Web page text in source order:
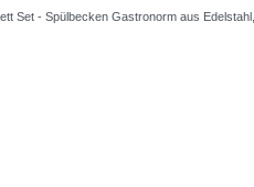
Set - Spülbecken Gastronorm aus